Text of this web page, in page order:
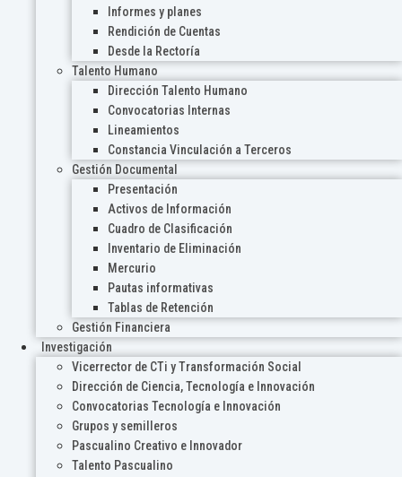
Informes y planes
Rendición de Cuentas
Desde la Rectoría
Talento Humano
Dirección Talento Humano
Convocatorias Internas
Lineamientos
Constancia Vinculación a Terceros
Gestión Documental
Presentación
Activos de Información
Cuadro de Clasificación
Inventario de Eliminación
Mercurio
Pautas informativas
Tablas de Retención
Gestión Financiera
Investigación
Vicerrector de CTi y Transformación Social
Dirección de Ciencia, Tecnología e Innovación
Convocatorias Tecnología e Innovación
Grupos y semilleros
Pascualino Creativo e Innovador
Talento Pascualino